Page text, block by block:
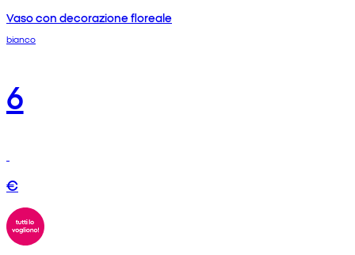
Vaso con decorazione floreale
bianco
6
€